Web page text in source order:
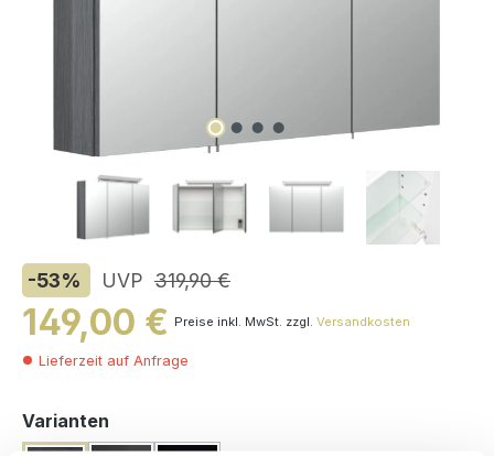
-53% UVP 319,90 €
149,00 € Preise inkl. MwSt. zzgl. Versandkosten
Lieferzeit auf Anfrage
Varianten